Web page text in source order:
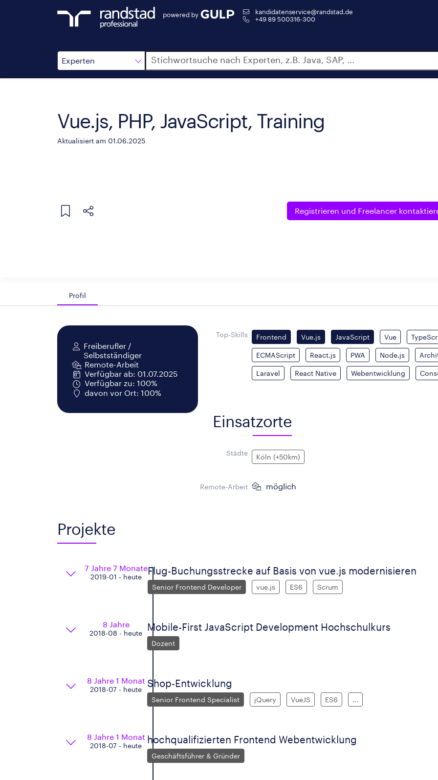
powered by
kandidatenservice@randstad.de
+49 89 500316-300
Experten
Suche
Vue.js, PHP, JavaScript, Training
Aktualisiert am 01.06.2025
Registrieren und Freelancer
Profil
Freiberufler /
Selbstständiger
Remote-Arbeit
Verfügbar ab: 01.07.2025
Verfügbar zu: 100%
davon vor Ort: 100%
Top-Skills Frontend Vue.js JavaScript Vue
ECMAScript React.js PWA Node.js
Laravel React Native Webentwicklung
Einsatzorte
Städte Köln (+50km)
Remote-Arbeit möglich
Projekte
7 Jahre 7 Monate
2019-01 - heute
Flug-Buchungsstrecke auf Basis von vue.js modernisieren
Senior Frontend Developer vue.js ES6 Scrum
8 Jahre
2018-08 - heute
Mobile-First JavaScript Development Hochschulkurs
Dozent
8 Jahre 1 Monat
2018-07 - heute
Shop-Entwicklung
Senior Frontend Specialist jQuery VueJS ES6 ...
8 Jahre 1 Monat
2018-07 - heute
hochqualifizierten Frontend Webentwicklung
Geschäftsführer & Gründer